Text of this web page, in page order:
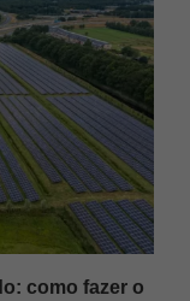
como fazer o